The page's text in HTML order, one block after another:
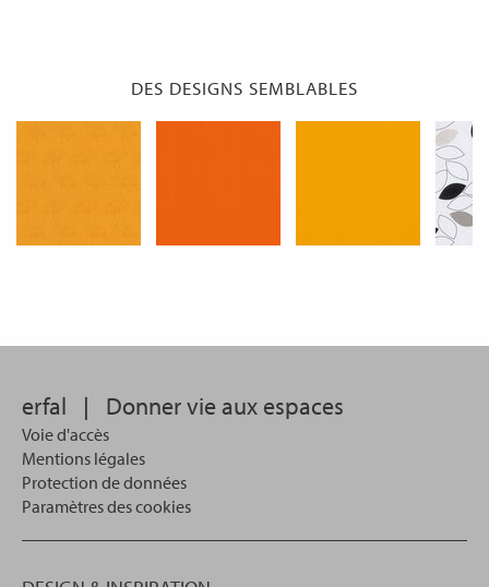
DES DESIGNS SEMBLABLES
erfal | Donner vie aux espaces
Voie d'accès
Mentions légales
Protection de données
Paramètres des cookies